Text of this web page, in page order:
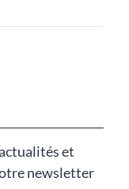
et
newsletter